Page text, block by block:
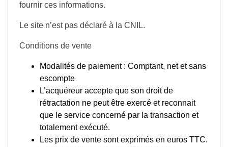
fournir ces informations.
Le site n’est pas déclaré à la CNIL.
Conditions de vente
Modalités de paiement : Comptant, net et sans
escompte
L’acquéreur accepte que son droit de
rétractation ne peut être exercé et reconnait
que le service concerné par la transaction et
totalement exécuté.
Les prix de vente sont exprimés en euros TTC.